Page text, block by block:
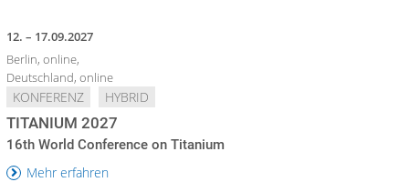
12. – 17.09.2027
Berlin, online,
Deutschland, online
KONFERENZ HYBRID
TITANIUM 2027
16th World Conference on Titanium
Mehr erfahren